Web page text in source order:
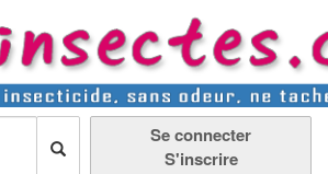
Se connecter
S'inscrire